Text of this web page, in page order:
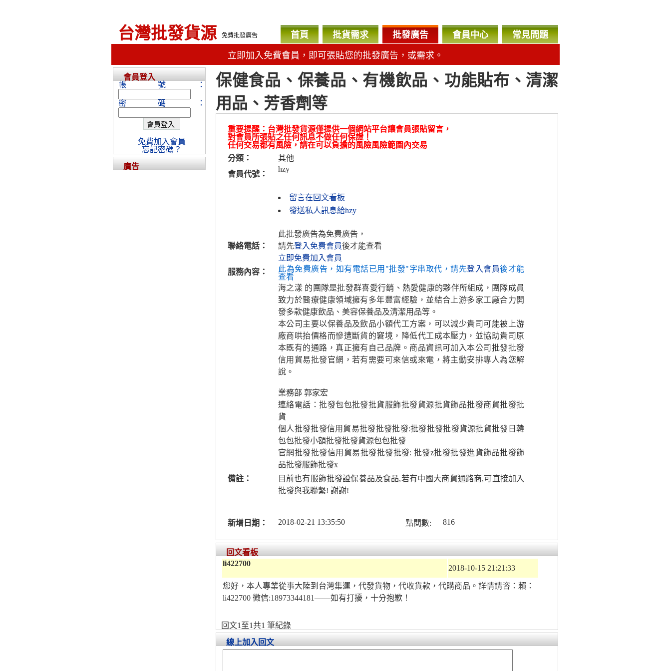
台灣批發貨源 免費批發廣告 首頁 批貨需求 批發廣告 會員中心 常見問題
立即加入免費會員，即可張貼您的批發廣告，或需求。
保健食品、保養品、有機飲品、功能貼布、清潔
用品、芳香劑等
重要提醒：台灣批發貨源僅提供一個網站平台讓會員張貼留言，
對會員所張貼之任何訊息不做任何保證！
任何交易都有風險，請在可以負擔的風險風險範圍內交易
分類：
其他
會員代號：
hzy
留言在回文看板
發送私人訊息給hzy
聯絡電話：
此批發廣告為免費廣告，
請先登入免費會員後才能查看
立即免費加入會員
服務內容：
此為免費廣告，如有電話已用"批發"字串取代，請先登入會員後才能
查看
海之漾 的團隊是批發群喜愛行銷、熱愛健康的夥伴所組成，團隊成員
致力於醫療健康領域擁有多年豐富經驗，並結合上游多家工廠合力開
發多款健康飲品、美容保養品及清潔用品等。
本公司主要以保養品及飲品小額代工方案，可以減少貴司可能被上游
廠商哄抬價格而慘遭斷貨的窘境，降低代工成本壓力，並協助貴司原
本既有的通路，真正擁有自己品牌。商品資訊可加入本公司批發批發
信用貿易批發官網，若有需要可來信或來電，將主動安排專人為您解
說。
業務部 郭家宏
連絡電話：批發包包批發批貨服飾批發貨源批貨飾品批發商貿批發批
貨
個人批發批發信用貿易批發批發批發:批發批發批發貨源批貨批發日韓
包包批發小額批發批發貨源包包批發
官網批發批發信用貿易批發批發批發: 批發z批發批發進貨飾品批發飾
品批發服飾批發x
備註：
目前也有服飾批發證保養品及食品,若有中國大商貿通路商,可直接加入
批發與我聯繫! 謝謝!
新增日期： 2018-02-21 13:35:50 點閱數: 816
回文看板
li422700
2018-10-15 21:21:33
您好，本人專業從事大陸到台灣集運，代發貨物，代收貨款，代購商品。詳情請咨：賴：
li422700 微信:18973344181——如有打擾，十分抱歉！
回文1至1共1 筆紀錄
線上加入回文
會員登入
帳號：
密碼：
免費加入會員
忘記密碼？
廣告